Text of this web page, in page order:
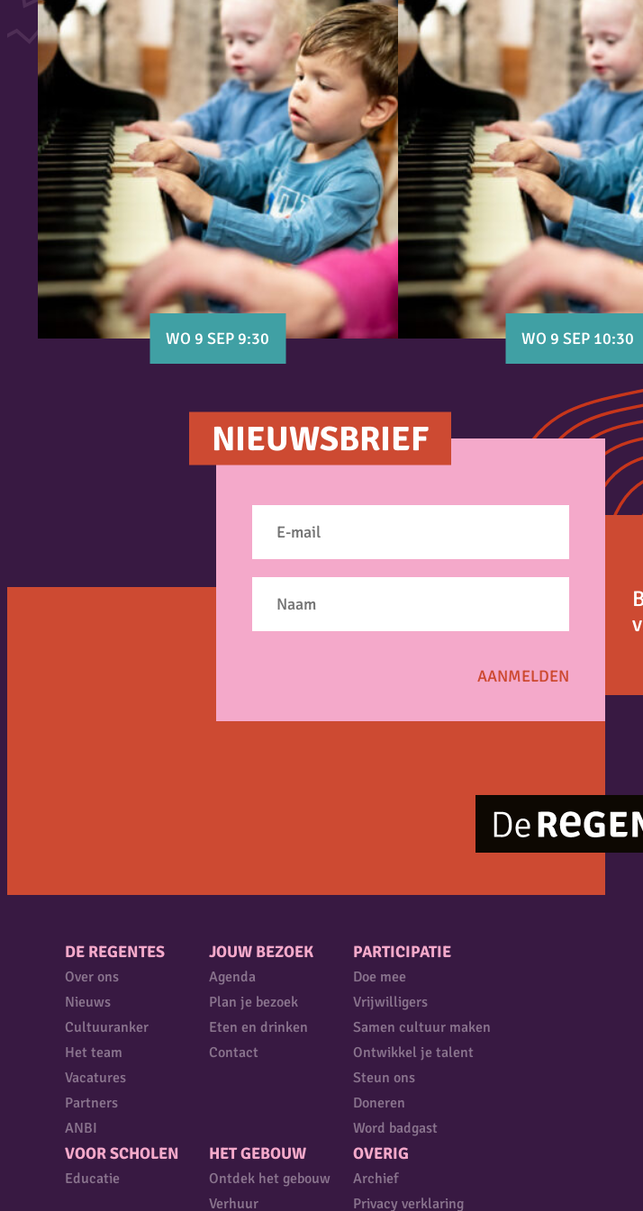
WO 9 SEP 9:30 WO 9 SEP 10:30
NIEUWSBRIEF
DE REGENTES
Over ons
Nieuws
Cultuuranker
Het team
Vacatures
Partners
ANBI
JOUW BEZOEK
Agenda
Plan je bezoek
Eten en drinken
Contact
PARTICIPATIE
Doe mee
Vrijwilligers
Samen cultuur maken
Ontwikkel je talent
Steun ons
Doneren
Word badgast
VOOR SCHOLEN
Educatie
HET GEBOUW
Ontdek het gebouw
Verhuur
OVERIG
Archief
Privacy verklaring